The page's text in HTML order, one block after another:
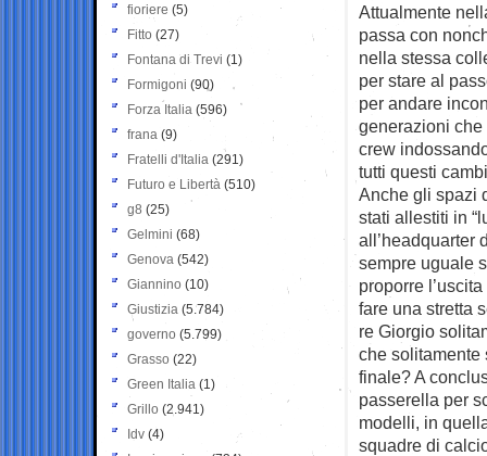
Attualmente
passa con
nella stessa
per stare al
per andare
generazioni
crew
tutti questi
Anche gli spazi
stati allestiti in
all’headquarter
sempre uguale
proporre
fare una stretta
re Giorgio
che solitamente
finale? A
passerella per
modelli, in
squadre di
fioriere (5)
Fitto (27)
Fontana di Trevi (1)
Formigoni (90)
Forza Italia (596)
frana (9)
Fratelli d'Italia (291)
Futuro e Libertà (510)
g8 (25)
Gelmini (68)
Genova (542)
Giannino (10)
Giustizia (5.784)
governo (5.799)
Grasso (22)
Green Italia (1)
Grillo (2.941)
Idv (4)